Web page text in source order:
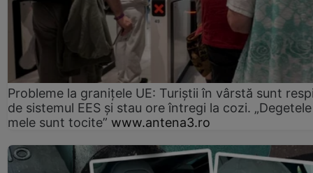
Probleme la granițele UE: Turiștii în vârstă sunt
de sistemul EES și stau ore întregi la cozi. „Degetele
mele sunt tocite” www.antena3.ro